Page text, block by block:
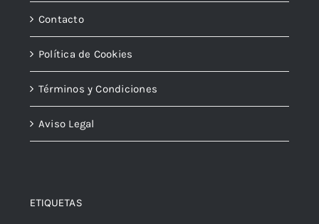
Contacto
Política de Cookies
Términos y Condiciones
Aviso Legal
ETIQUETAS